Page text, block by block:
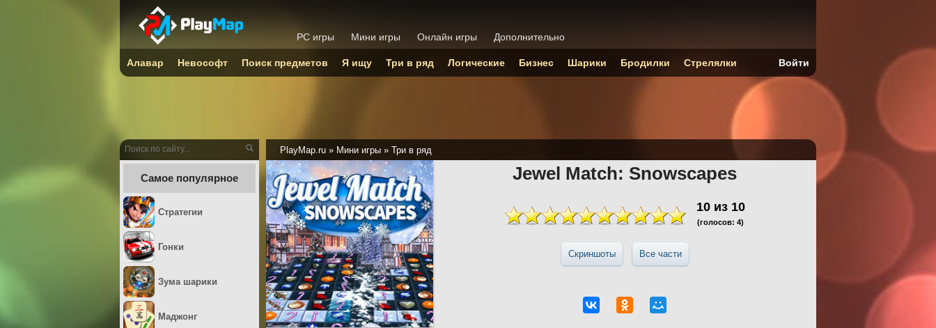
PlayMap.ru » Мини игры » Три в ряд
Jewel Match: Snowscapes
10из 10
(голосов: 4)
Скриншоты Все части
Самое популярное
Стратегии
Гонки
Зума шарики
Маджонг
PC игры Мини игры Онлайн игры Дополнительно
Алавар Невософт Поиск предметов Я ищу Три в ряд Логические Бизнес Шарики Бродилки Стрелялки Войти